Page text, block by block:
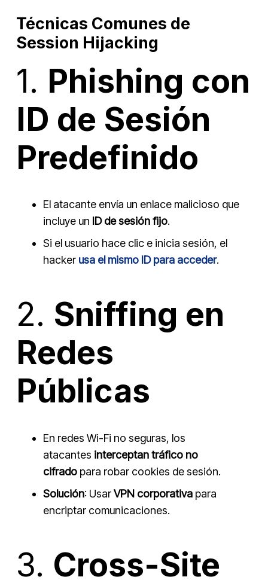
Técnicas Comunes de
Session Hijacking
1. Phishing con
ID de Sesión
Predefinido
El atacante envía un enlace malicioso que
incluye un ID de sesión fijo.
Si el usuario hace clic e inicia sesión, el
hacker usa el mismo ID para acceder.
2. Sniffing en
Redes
Públicas
En redes Wi-Fi no seguras, los
atacantes interceptan tráfico no
cifrado para robar cookies de sesión.
Solución: UsarVPN corporativa para
encriptar comunicaciones.
3. Cross-Site